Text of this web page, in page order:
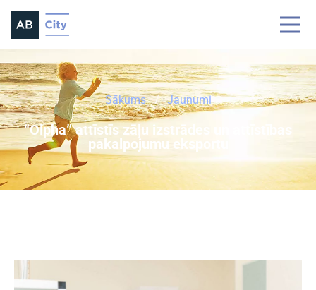
Sākums Jaunumi
“Olpha” attīstīs zāļu izstrādes un attīstības
pakalpojumu eksportu